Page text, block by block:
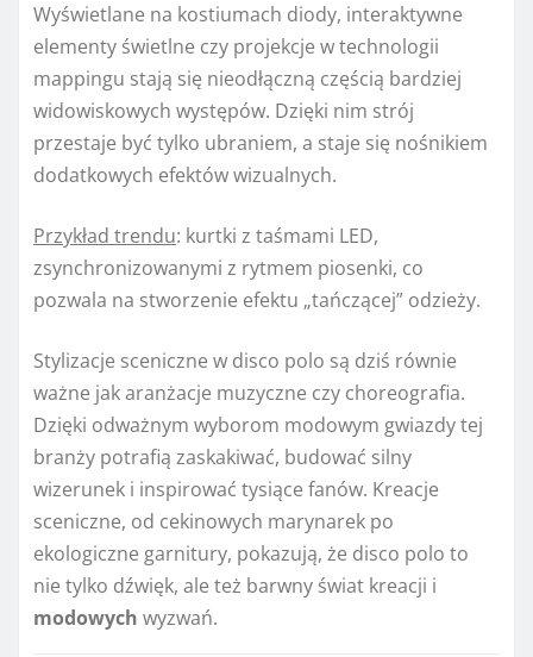
Wyświetlane na kostiumach diody, interaktywne
elementy świetlne czy projekcje w technologii
mappingu stają się nieodłączną częścią bardziej
widowiskowych występów. Dzięki nim strój
przestaje być tylko ubraniem, a staje się nośnikiem
dodatkowych efektów wizualnych.
Przykład trendu: kurtki z taśmami LED,
zsynchronizowanymi z rytmem piosenki, co
pozwala na stworzenie efektu „tańczącej” odzieży.
Stylizacje sceniczne w disco polo są dziś równie
ważne jak aranżacje muzyczne czy choreografia.
Dzięki odważnym wyborom modowym gwiazdy tej
branży potrafią zaskakiwać, budować silny
wizerunek i inspirować tysiące fanów. Kreacje
sceniczne, od cekinowych marynarek po
ekologiczne garnitury, pokazują, że disco polo to
nie tylko dźwięk, ale też barwny świat kreacji i
modowych wyzwań.